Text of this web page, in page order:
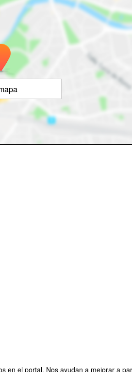
el portal. Nos ayudan a mejorar a
Sevilla. Organizado por Laura